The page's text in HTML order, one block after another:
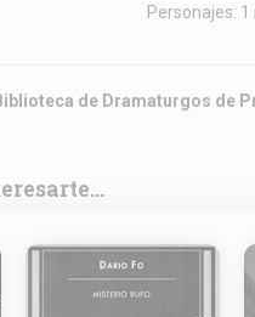
Personajes:
de Dramaturgos de